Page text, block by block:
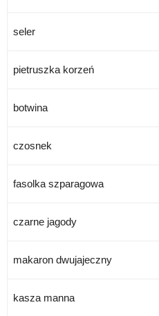
seler
pietruszka korzeń
botwina
czosnek
fasolka szparagowa
czarne jagody
makaron dwujajeczny
kasza manna